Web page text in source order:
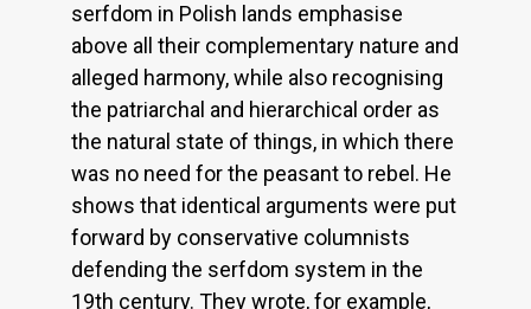
serfdom in Polish lands emphasise
above all their complementary nature and
alleged harmony, while also recognising
the patriarchal and hierarchical order as
the natural state of things, in which there
was no need for the peasant to rebel. He
shows that identical arguments were put
forward by conservative columnists
defending the serfdom system in the
19th century. They wrote, for example,